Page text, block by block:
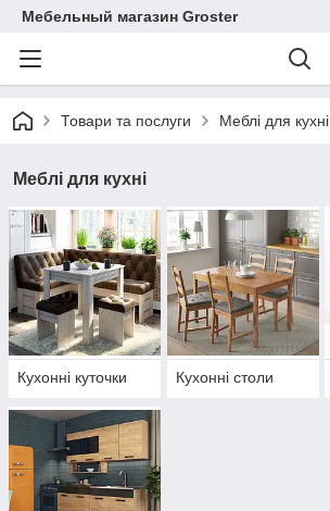
Мебельный магазин Groster
Товари та послуги Меблі для кухні
Меблі для кухні
Кухонні куточки Кухонні столи